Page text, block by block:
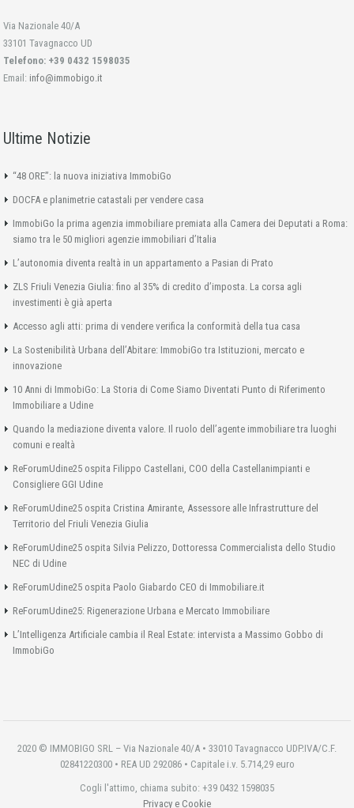
Via Nazionale 40/A
33101 Tavagnacco UD
Telefono: +39 0432 1598035
Email: info@immobigo.it
Ultime Notizie
“48 ORE”: la nuova iniziativa ImmobiGo
DOCFA e planimetrie catastali per vendere casa
ImmobiGo la prima agenzia immobiliare premiata alla Camera dei Deputati a Roma:
siamo tra le 50 migliori agenzie immobiliari d’Italia
L’autonomia diventa realtà in un appartamento a Pasian di Prato
ZLS Friuli Venezia Giulia: fino al 35% di credito d’imposta. La corsa agli
investimenti è già aperta
Accesso agli atti: prima di vendere verifica la conformità della tua casa
La Sostenibilità Urbana dell’Abitare: ImmobiGo tra Istituzioni, mercato e
innovazione
10 Anni di ImmobiGo: La Storia di Come Siamo Diventati Punto di Riferimento
Immobiliare a Udine
Quando la mediazione diventa valore. Il ruolo dell’agente immobiliare tra luoghi
comuni e realtà
ReForumUdine25 ospita Filippo Castellani, COO della Castellanimpianti e
Consigliere GGI Udine
ReForumUdine25 ospita Cristina Amirante, Assessore alle Infrastrutture del
Territorio del Friuli Venezia Giulia
ReForumUdine25 ospita Silvia Pelizzo, Dottoressa Commercialista dello Studio
NEC di Udine
ReForumUdine25 ospita Paolo Giabardo CEO di Immobiliare.it
ReForumUdine25: Rigenerazione Urbana e Mercato Immobiliare
L’Intelligenza Artificiale cambia il Real Estate: intervista a Massimo Gobbo di
ImmobiGo
2020 © IMMOBIGO SRL – Via Nazionale 40/A • 33010 Tavagnacco UDP.IVA/C.F.
02841220300 • REA UD 292086 • Capitale i.v. 5.714,29 euro
Cogli l'attimo, chiama subito: +39 0432 1598035
Privacy e Cookie